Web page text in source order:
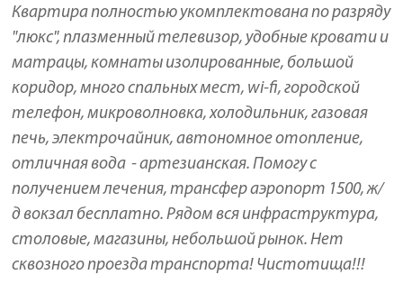
Квартира полностью укомплектована по разряду
"люкс", плазменный телевизор, удобные кровати и
матрацы, комнаты изолированные, большой
коридор, много спальных мест, wi-fi, городской
телефон, микроволновка, холодильник, газовая
печь, электрочайник, автономное отопление,
отличная вода - артезианская. Помогу с
получением лечения, трансфер аэропорт 1500, ж/
д вокзал бесплатно. Рядом вся инфраструктура,
столовые, магазины, небольшой рынок. Нет
сквозного проезда транспорта! Чистотища!!!